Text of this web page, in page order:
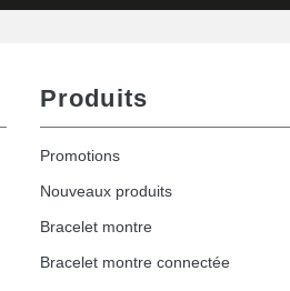
Produits
Promotions
Nouveaux produits
Bracelet montre
Bracelet montre connectée